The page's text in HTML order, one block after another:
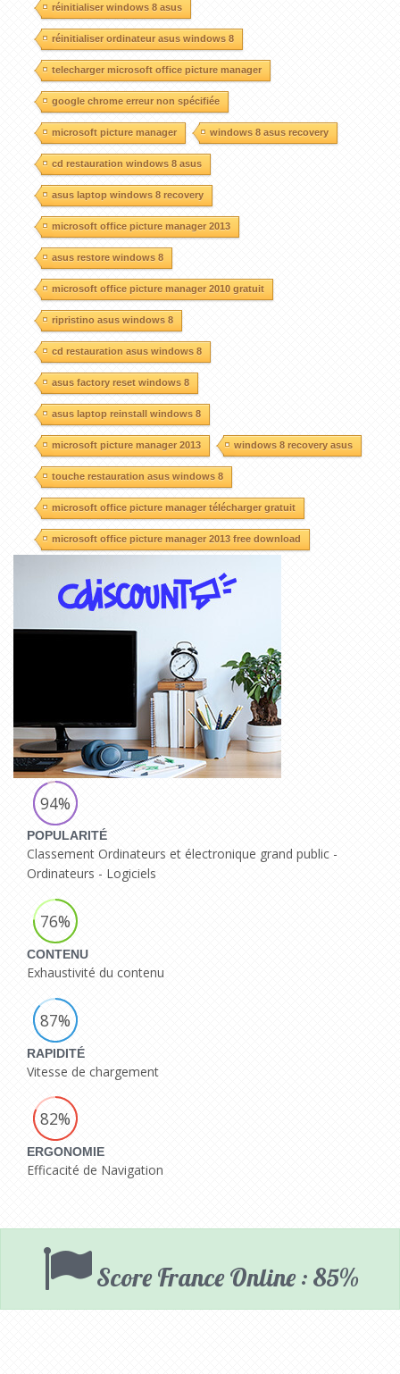
réinitialiser windows 8 asus
réinitialiser ordinateur asus windows 8
telecharger microsoft office picture manager
google chrome erreur non spécifiée
microsoft picture manager windows 8 asus recovery
cd restauration windows 8 asus
asus laptop windows 8 recovery
microsoft office picture manager 2013
asus restore windows 8
microsoft office picture manager 2010 gratuit
ripristino asus windows 8
cd restauration asus windows 8
asus factory reset windows 8
asus laptop reinstall windows 8
microsoft picture manager 2013 windows 8 recovery asus
touche restauration asus windows 8
microsoft office picture manager télécharger gratuit
microsoft office picture manager 2013 free download
94%
POPULARITÉ
Classement Ordinateurs et électronique grand public -
Ordinateurs - Logiciels
76%
CONTENU
Exhaustivité du contenu
87%
RAPIDITÉ
Vitesse de chargement
82%
ERGONOMIE
Efficacité de Navigation
Score France Online : 85%